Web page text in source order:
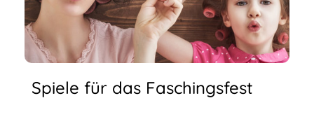
Spiele für das Faschingsfest